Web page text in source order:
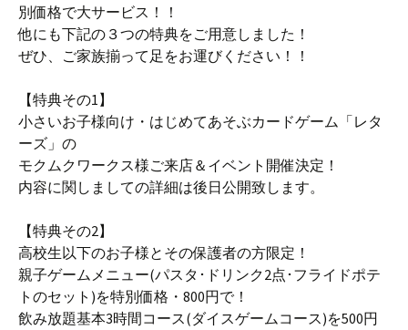
別価格で大サービス！！
他にも下記の３つの特典をご用意しました！
ぜひ、ご家族揃って足をお運びください！！
【特典その1】
小さいお子様向け・はじめてあそぶカードゲーム「レタ
ーズ」の
モクムクワークス様ご来店＆イベント開催決定！
内容に関しましての詳細は後日公開致します。
【特典その2】
高校生以下のお子様とその保護者の方限定！
親子ゲームメニュー(パスタ･ドリンク2点･フライドポテ
トのセット)を特別価格・800円で！
飲み放題基本3時間コース(ダイスゲームコース)を500円